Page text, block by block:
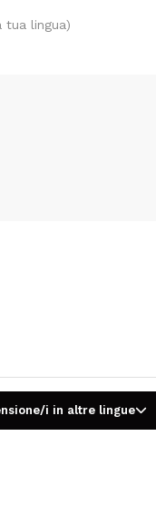
tua lingua)
i in altre lingue